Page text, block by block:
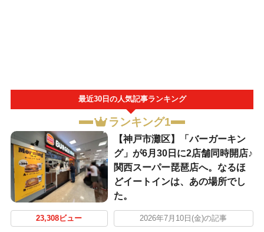
最近30日の人気記事ランキング
ランキング1
【神戸市灘区】「バーガーキン
グ」が6月30日に2店舗同時開店♪
関西スーパー琵琶店へ。なるほ
どイートインは、あの場所でし
た。
23,308ビュー 2026年7月10日(金)の記事